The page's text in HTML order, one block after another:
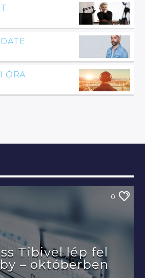
ÓRA
0
Tibivel lép fel
– októberben